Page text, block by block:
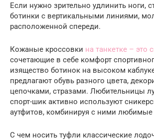
Если нужно зрительно удлинить ноги,
ботинки с вертикальными линиями,
расположенной спереди.
Кожаные кроссовки на танкетке – это
сочетающие в себе комфорт
изящество ботинок на высоком
предлагают обувь разного цвета,
цепочками, стразами. Любительницы
спорт-шик активно используют
аутфитов, комбинируя с ними
С чем носить туфли классические